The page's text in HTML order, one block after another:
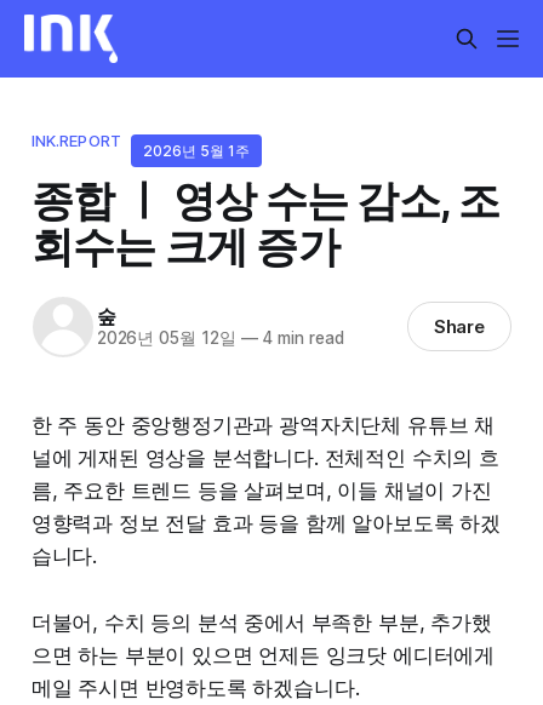
INK.REPORT
2026년 5월 1주
종합 ㅣ 영상 수는 감소, 조
회수는 크게 증가
숲
2026년 05월 12일 —4 min read Share
한 주 동안 중앙행정기관과 광역자치단체 유튜브 채
널에 게재된 영상을 분석합니다. 전체적인 수치의 흐
름, 주요한 트렌드 등을 살펴보며, 이들 채널이 가진
영향력과 정보 전달 효과 등을 함께 알아보도록 하겠
습니다.
더불어, 수치 등의 분석 중에서 부족한 부분, 추가했
으면 하는 부분이 있으면 언제든 잉크닷 에디터에게
메일 주시면 반영하도록 하겠습니다.